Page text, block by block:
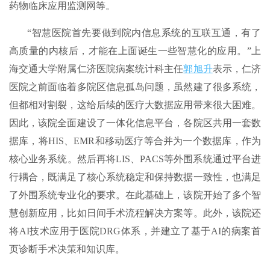
药物临床应用监测网等。
“智慧医院首先要做到院内信息系统的互联互通，有了
高质量的内核后，才能在上面诞生一些智慧化的应用。”上
海交通大学附属仁济医院病案统计科主任郭旭升表示，仁济
医院之前面临着多院区信息孤岛问题，虽然建了很多系统，
但都相对割裂，这给后续的医疗大数据应用带来很大困难。
因此，该院全面建设了一体化信息平台，各院区共用一套数
据库，将HIS、EMR和移动医疗等合并为一个数据库，作为
核心业务系统。然后再将LIS、PACS等外围系统通过平台进
行耦合，既满足了核心系统稳定和保持数据一致性，也满足
了外围系统专业化的要求。在此基础上，该院开始了多个智
慧创新应用，比如日间手术流程解决方案等。此外，该院还
将AI技术应用于医院DRG体系，并建立了基于AI的病案首
页诊断手术决策和知识库。